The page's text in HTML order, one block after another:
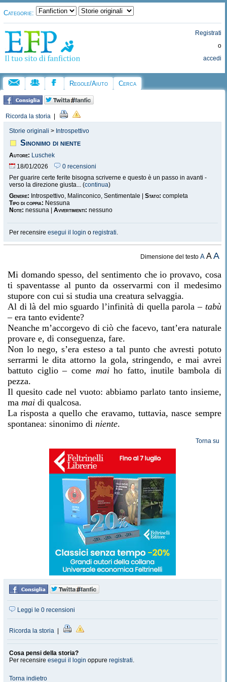
Categorie:
Registrati
o
accedi
Regole/Aiuto Cerca
Ricorda la storia
Storie originali > Introspettivo
Sinonimo di niente
Autore: Luschek
18/01/2026
0 recensioni
Per guarire certe ferite bisogna scriverne e questo è un passo in avanti -
verso la direzione giusta... (continua)
Genere: Introspettivo, Malinconico, Sentimentale | Stato: completa
Tipo di coppia: Nessuna
Note: nessuna | Avvertimenti: nessuno
Per recensire esegui il login o registrati.
Dimensione del testoA AA
Mi domando spesso, del sentimento che io provavo, cosa
ti spaventasse al punto da osservarmi con il medesimo
stupore con cui si studia una creatura selvaggia.
Al di là del mio sguardo l’infinità di quella parola – tabù
– era tanto evidente?
Neanche m’accorgevo di ciò che facevo, tant’era naturale
provare e, di conseguenza, fare.
Non lo nego, s’era esteso a tal punto che avresti potuto
serrarmi le dita attorno la gola, stringendo, e mai avrei
battuto ciglio – come maiho fatto, inutile bambola di
pezza.
Il quesito cade nel vuoto: abbiamo parlato tanto insieme,
ma mai di qualcosa.
La risposta a quello che eravamo, tuttavia, nasce sempre
spontanea: sinonimo di niente.
Torna su
Leggi le 0 recensioni
Ricorda la storia
Cosa pensi della storia?
Per recensire esegui il login oppure registrati.
Torna indietro